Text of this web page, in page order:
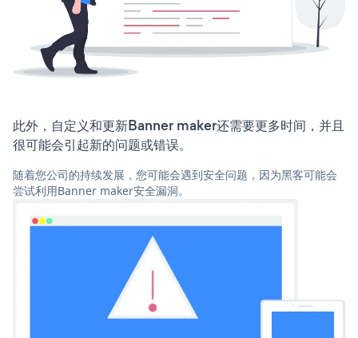
此外，自定义和更新Banner maker还需要更多时间，并且
很可能会引起新的问题或错误。
随着您公司的持续发展，您可能会遇到安全问题，因为黑客可能会
尝试利用Banner maker安全漏洞。